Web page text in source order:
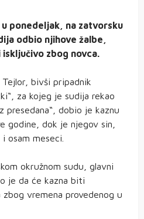
ponedeljak, na zatvorsku
odbio njihove žalbe,
zbog novca.
bivši pripadnik
za kojeg je sudija rekao
presedana“, dobio je kaznu
godine, dok je njegov sin,
osam meseci.
okružnom sudu, glavni
je da će kazna biti
vremena provedenog u